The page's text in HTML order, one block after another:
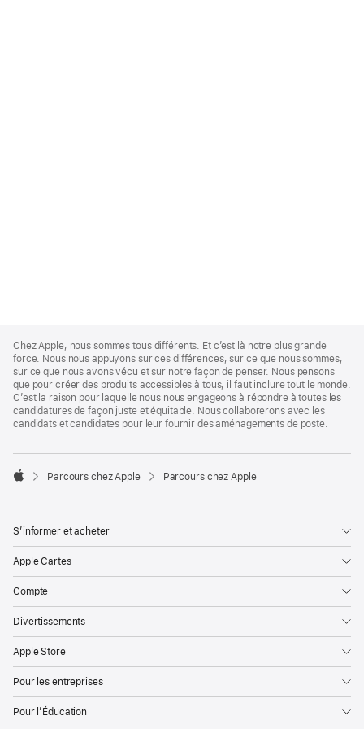
Footer
Chez Apple, nous sommes tous différents. Et c’est là notre plus grande
force. Nous nous appuyons sur ces différences, sur ce que nous sommes,
sur ce que nous avons vécu et sur notre façon de penser. Nous pensons
que pour créer des produits accessibles à tous, il faut inclure tout le monde.
C’est la raison pour laquelle nous nous engageons à répondre à toutes les
candidatures de façon juste et équitable. Nous collaborerons avec les
candidats et candidates pour leur fournir des aménagements de poste.

Parcours chez Apple Parcours chez Apple
S’informer et acheter
Apple Cartes
Compte
Divertissements
Apple Store
Pour les entreprises
Pour l’Éducation